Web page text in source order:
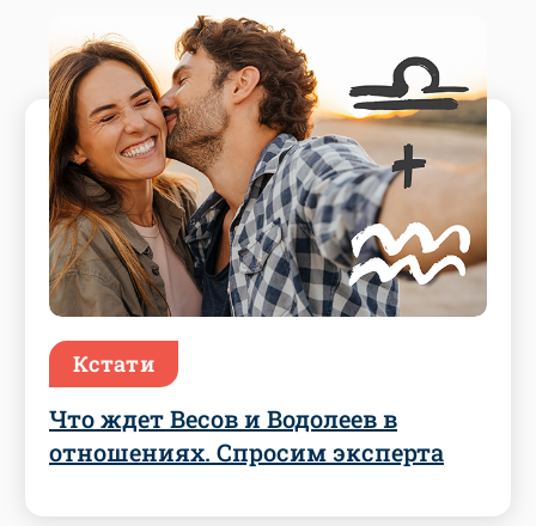
Кстати
Что ждет Весов и Водолеев в
отношениях. Спросим эксперта